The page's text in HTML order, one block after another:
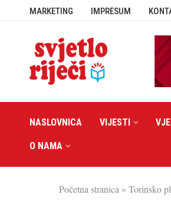
MARKETING IMPRESUM
NASLOVNICA VIJESTI
O NAMA
Početna stranica » Torinsko